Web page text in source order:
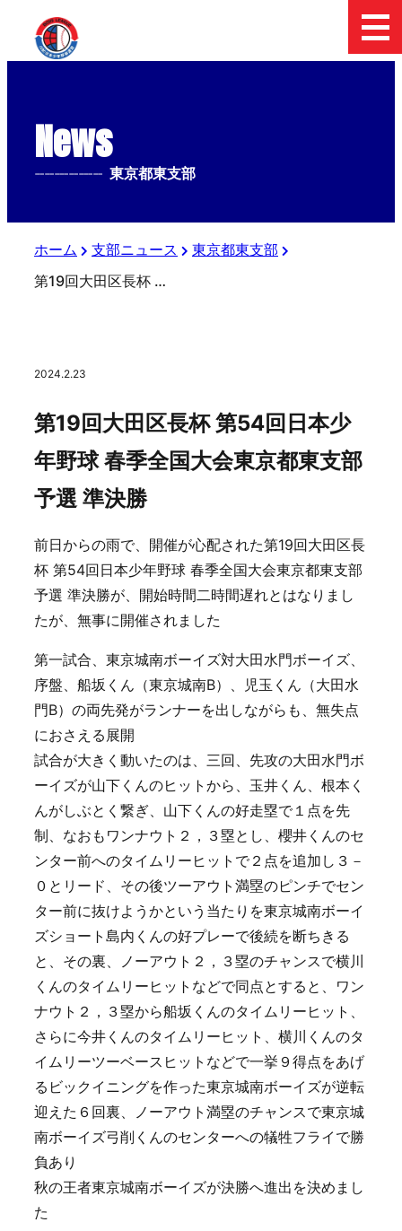
News
-------------- 東京都東支部
ホーム 支部ニュース
東京都東支部
第19回大田区長杯 第54回日本少年野球 春季全国大会東京都東支部予選 準決勝
2024.2.23
第19回大田区長杯 第54回日本少
年野球 春季全国大会東京都東支部
予選 準決勝
前日からの雨で、開催が心配された第19回大田区長
杯 第54回日本少年野球 春季全国大会東京都東支部
予選 準決勝が、開始時間二時間遅れとはなりまし
たが、無事に開催されました
第一試合、東京城南ボーイズ対大田水門ボーイズ、
序盤、船坂くん（東京城南B）、児玉くん（大田水
門B）の両先発がランナーを出しながらも、無失点
におさえる展開
試合が大きく動いたのは、三回、先攻の大田水門ボ
ーイズが山下くんのヒットから、玉井くん、根本く
んがしぶとく繋ぎ、山下くんの好走塁で１点を先
制、なおもワンナウト２，３塁とし、櫻井くんのセ
ンター前へのタイムリーヒットで２点を追加し３－
０とリード、その後ツーアウト満塁のピンチでセン
ター前に抜けようかという当たりを東京城南ボーイ
ズショート島内くんの好プレーで後続を断ちきる
と、その裏、ノーアウト２，３塁のチャンスで横川
くんのタイムリーヒットなどで同点とすると、ワン
ナウト２，３塁から船坂くんのタイムリーヒット、
さらに今井くんのタイムリーヒット、横川くんのタ
イムリーツーベースヒットなどで一挙９得点をあげ
るビックイニングを作った東京城南ボーイズが逆転
迎えた６回裏、ノーアウト満塁のチャンスで東京城
南ボーイズ弓削くんのセンターへの犠牲フライで勝
負あり
秋の王者東京城南ボーイズが決勝へ進出を決めまし
た